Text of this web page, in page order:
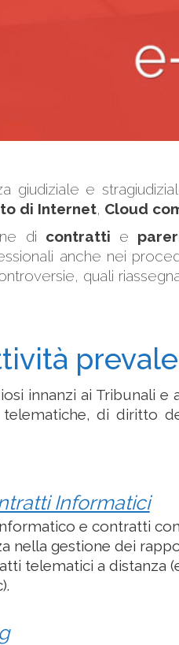
giudiziale e
di Internet, Cloud
di contratti e
anche nei
quali
innanzi ai Tribunali
di diritto
Informatici
e contratti
nella gestione dei
telematici a distanza